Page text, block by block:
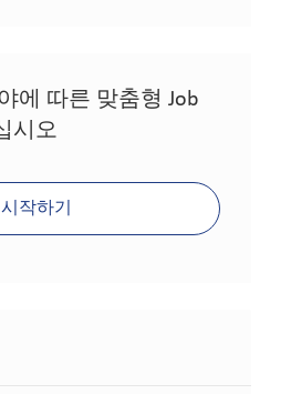
에 따른 맞춤형 Job
시오
시작하기